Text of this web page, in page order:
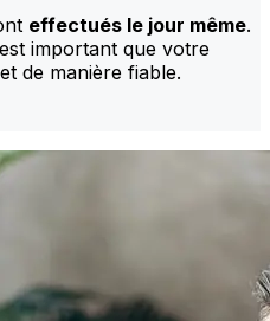
effectués le jour même.
important que votre
de manière fiable.